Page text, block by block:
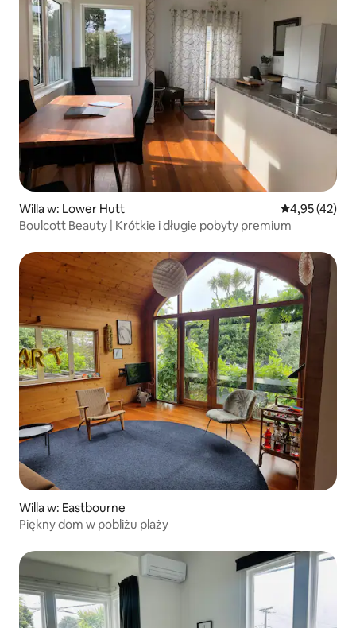
Willa w: Lower Hutt Średnia
4,95 (42)
Boulcott Beauty | Krótkie i długie pobyty premium
Willa w: Eastbourne
Piękny dom w pobliżu plaży